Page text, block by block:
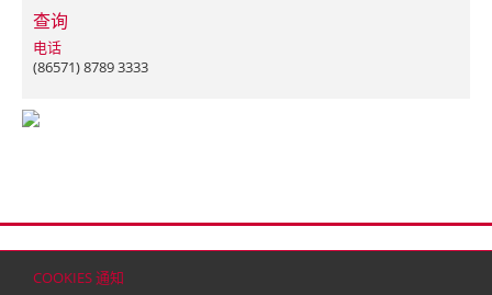
COOKIES 通知
查询
电话
(86571) 8789 3333
© 2026 嘉里建设有限公司 (于百慕达注册成立之有限公司)